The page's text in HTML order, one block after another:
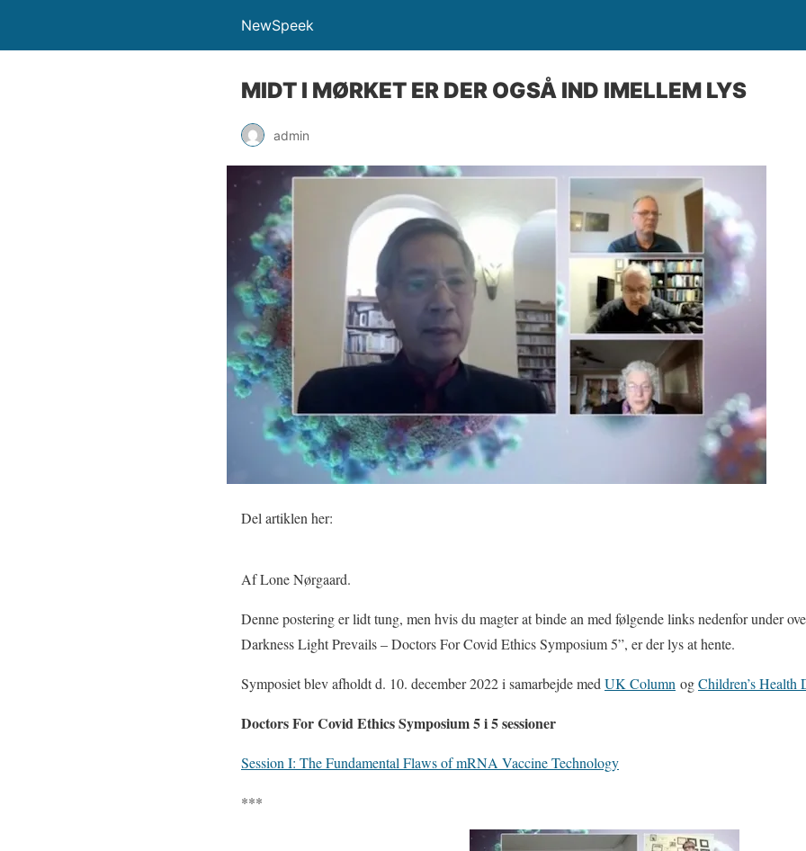
NewSpeek
MIDT I MØRKET ER DER OGSÅ IND IMELLEM LYS
admin
Del artiklen her:
Af Lone Nørgaard.
Denne postering er lidt tung, men hvis du magter at binde an med følgende links nedenfor under
Darkness Light Prevails – Doctors For Covid Ethics Symposium 5”, er der lys at hente.
Symposiet blev afholdt d. 10. december 2022 i samarbejde med UK Column ogChildren’s Health
Doctors For Covid Ethics Symposium 5 i 5 sessioner
Session I: The Fundamental Flaws of mRNA Vaccine Technology
***